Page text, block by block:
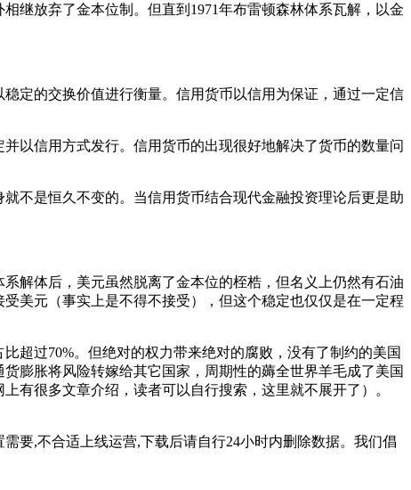
继放弃了金本位制。但直到1971年布雷顿森林体系瓦解，以金
定的交换价值进行衡量。信用货币以信用为保证，通过一定信
信用方式发行。信用货币的出现很好地解决了货币的数量问
不是恒久不变的。当信用货币结合现代金融投资理论后更是助
解体后，美元虽然脱离了金本位的桎梏，但名义上仍然有石油
美元（事实上是不得不接受），但这个稳定也仅仅是在一定程
过70%。但绝对的权力带来绝对的腐败，没有了制约的美国
膨胀将风险转嫁给其它国家，周期性的薅全世界羊毛成了美国
有很多文章介绍，读者可以自行搜索，这里就不展开了）。
要,不合适上线运营,下载后请自行24小时内删除数据。我们倡